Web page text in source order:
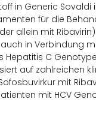
in Generic
für die
allein mit
auch in Verbindung
Hepatitis C
auf zahlreichen
mit
mit HCV